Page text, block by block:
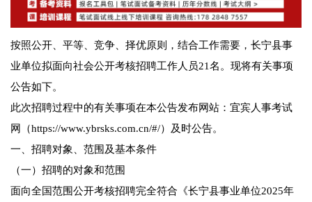
按照公开、平等、竞争、择优原则，结合工作需要，长宁县事
业单位拟面向社会公开考核招聘工作人员21名。现将有关事项
公告如下。
此次招聘过程中的有关事项在本公告发布网站：宜宾人事考试
网（https://www.ybrsks.com.cn/#/）及时公告。
一、招聘对象、范围及基本条件
（一）招聘的对象和范围
面向全国范围公开考核招聘完全符合《长宁县事业单位2025年